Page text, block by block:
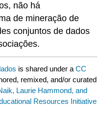
não há
de mineração de
conjuntos de dados
is shared under aCC
remixed, and/or curated
Laurie Hammond, and
Resources Initiative